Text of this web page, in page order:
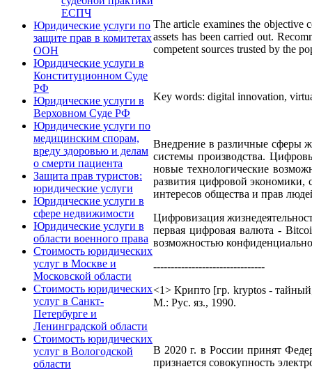
ЕСПЧ
Юридические услуги по
защите прав в комитетах
ООН
Юридические услуги в
Конституционном Суде
РФ
Юридические услуги в
Верховном Суде РФ
Юридические услуги по
медицинским спорам,
вреду здоровью и делам
о смерти пациента
Защита прав туристов:
юридические услуги
Юридические услуги в
сфере недвижимости
Юридические услуги в
области военного права
Стоимость юридических
услуг в Москве и
Московской области
Стоимость юридических
услуг в Санкт-
Петербурге и
Ленинградской области
Стоимость юридических
услуг в Вологодской
области
The article examines the objective
assets has been carried out.
competent sources trusted by the
Key words: digital innovation,
Внедрение в различные сферы
системы производства.
новые технологические
развития цифровой экономики,
интересов общества и прав
Цифровизация
первая цифровая валюта -
возможностью
--------------------------------
<1> Крипто [гр. kryptos -
М.: Рус. яз., 1990.
В 2020 г. в России принят
признается совокупность